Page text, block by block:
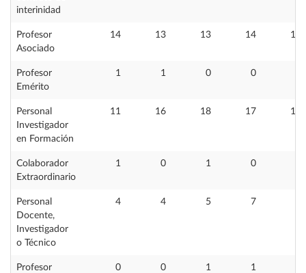
interinidad
Profesor
Asociado
14 13 13 14 12
Profesor
Emérito
1 1 0 0
Personal
Investigador
en Formación
11 16 18 17 15
Colaborador
Extraordinario
1 0 1 0
Personal
Docente,
Investigador
o Técnico
4 4 5 7
Profesor
0 0 1 1